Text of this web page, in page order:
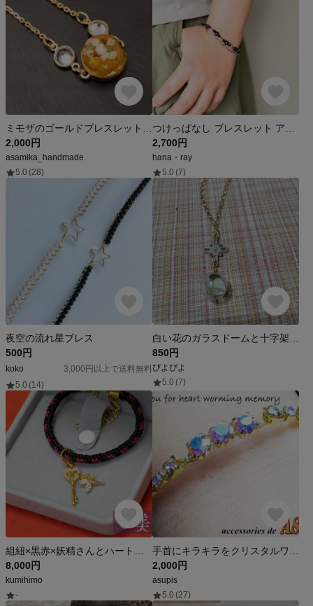
2,000円
asamika_handmade
5.0 (28)
2,700円
hana・ray
5.0 (7)
夜空の流れ星ブレス
500円
koko
3,000円以上で送料無料
5.0 (14)
850円
ぴよぴよ
5.0 (7)
8,000円
kumihimo
-
2,000円
asupis
5.0 (27)